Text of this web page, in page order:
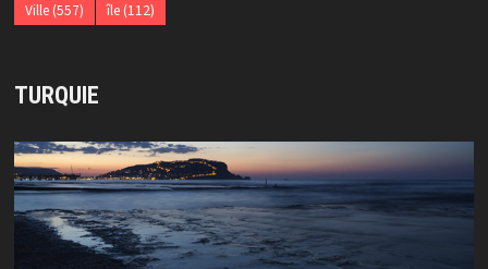
Ville(557) île(112)
TURQUIE